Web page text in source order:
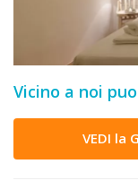
OFFERTE
A
DOG
Vicino a noi
VEDI la